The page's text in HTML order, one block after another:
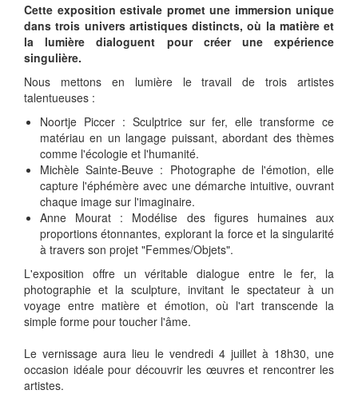
Cette exposition estivale promet une immersion unique
dans trois univers artistiques distincts, où la matière et
la lumière dialoguent pour créer une expérience
singulière.
Nous mettons en lumière le travail de trois artistes
talentueuses :
Noortje Piccer : Sculptrice sur fer, elle transforme ce
matériau en un langage puissant, abordant des thèmes
comme l'écologie et l'humanité.
Michèle Sainte-Beuve : Photographe de l'émotion, elle
capture l'éphémère avec une démarche intuitive, ouvrant
chaque image sur l'imaginaire.
Anne Mourat : Modélise des figures humaines aux
proportions étonnantes, explorant la force et la singularité
à travers son projet "Femmes/Objets".
L'exposition offre un véritable dialogue entre le fer, la
photographie et la sculpture, invitant le spectateur à un
voyage entre matière et émotion, où l'art transcende la
simple forme pour toucher l'âme.
Le vernissage aura lieu le vendredi 4 juillet à 18h30, une
occasion idéale pour découvrir les œuvres et rencontrer les
artistes.